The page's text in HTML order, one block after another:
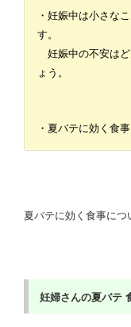
・妊娠中は小さな
す。
妊娠中の不安はど
ょう。
・夏バテに効く食
夏バテに効く食事につ
妊婦さんの夏バテ